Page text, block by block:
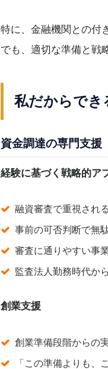
特に、金融機関との付
でも、適切な準備と戦
私だからでき
資金調達の専門支援
経験に基づく戦略的ア
融資審査で重視され
事前の可否判断で無
審査に通りやすい事
監査法人勤務時代か
創業支援
創業準備段階からの
「この準備よりも、